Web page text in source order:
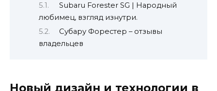
Subaru Forester SG | Народный
любимец, взгляд изнутри.
Субару Форестер – отзывы
владельцев
Новый дизайн и технологии в